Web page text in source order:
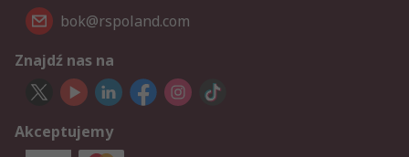
bok@rspoland.com
Znajdź nas na
Akceptujemy